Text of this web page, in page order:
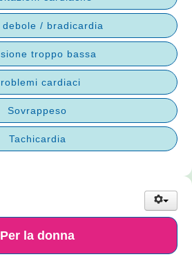
debole / bradicardia
troppo bassa
cardiaci
Sovrappeso
Tachicardia
Per la donna